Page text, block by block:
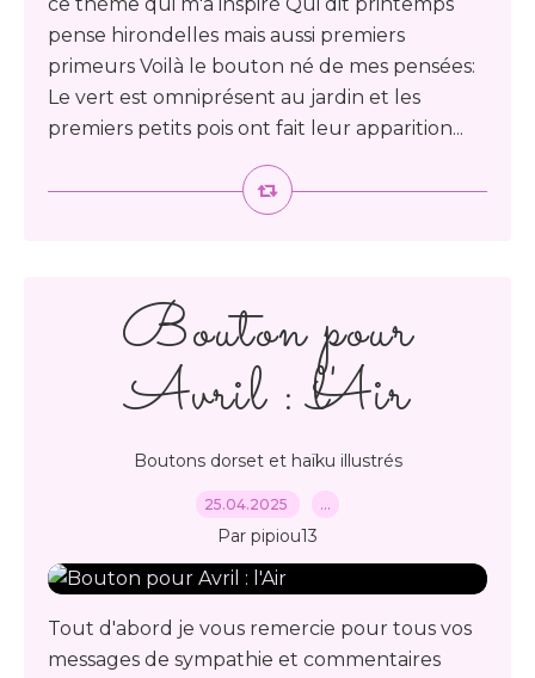
pense hirondelles mais aussi premiers
primeurs Voilà le bouton né de mes pensées:
Le vert est omniprésent au jardin et les
premiers petits pois ont fait leur apparition...
Bouton pour
Avril : l'Air
Boutons dorset et haïku illustrés
25.04.2025 …
Par pipiou13
Tout d'abord je vous remercie pour tous vos
messages de sympathie et commentaires